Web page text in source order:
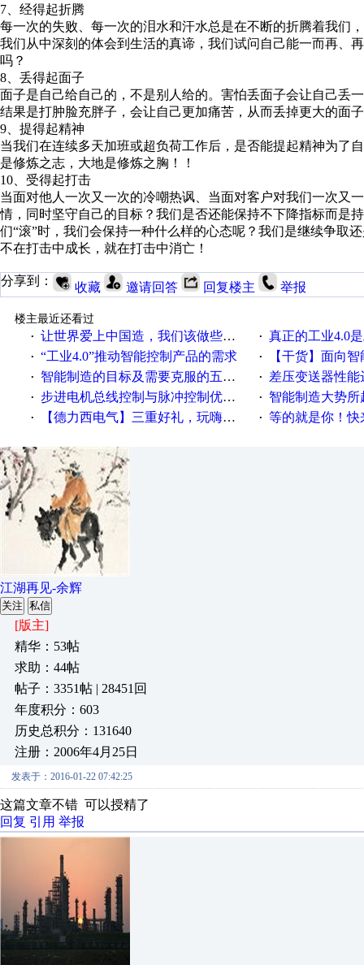
7、经得起折腾
每一次的失败、每一次的泪水和汗水总是在不断的折腾着我们
我们从中深刻的体会到生活的真谛，我们试问自己能一而再、
吗？
8、丢得起面子
面子是自己给自己的，不是别人给的。害怕丢面子会让自己丢
结果是打肿脸充胖子，会让自己更加痛苦，从而丢掉更大的面
9、提得起精神
当我们在连续多天加班或超负荷工作后，是否能提起精神为了
是修炼之志，大地是修炼之胸！！
10、受得起打击
当面对他人一次又一次的冷嘲热讽、当面对客户对我们一次又
情，同时坚守自己的目标？我们是否还能保持不下降指标而是
们“滚”时，我们会保持一种什么样的心态呢？我们是继续争取
不在打击中成长，就在打击中消亡！
分享到： 收藏 邀请回答 回复楼主 举报
楼主最近还看过
· 让世界爱上中国造，我们该做些什么 · 真正的工业4.0
· “工业4.0”推动智能控制产品的需求 · 【干货】面向
· 智能制造的目标及需要克服的五个障碍 · 差压变送器性能达
· 步进电机总线控制与脉冲控制优缺点 · 智能制造大势所趋
· 【德力西电气】三重好礼，玩嗨夏日！ · 等的就是你！快来
江湖再见-余辉
关注 私信
[版主]
精华：53帖
求助：44帖
帖子：3351帖 | 28451回
年度积分：603
历史总积分：131640
注册：2006年4月25日
发表于：2016-01-22 07:42:25
这篇文章不错 可以授精了
回复 引用 举报